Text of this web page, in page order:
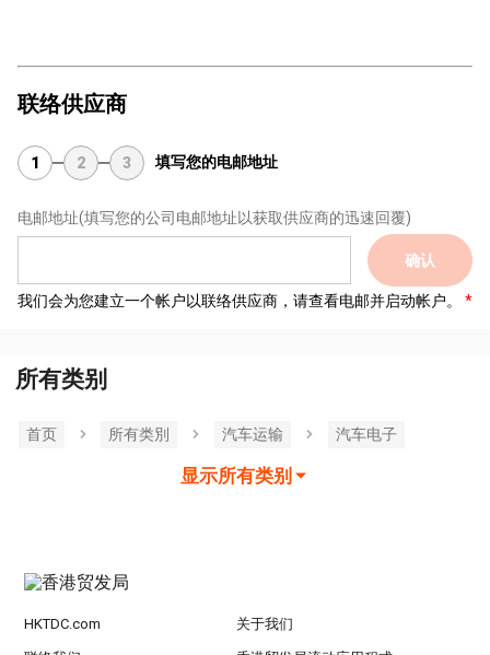
联络供应商
1 2 3 填写您的电邮地址
电邮地址(填写您的公司电邮地址以获取供应商的迅速回覆)
确认
我们会为您建立一个帐户以联络供应商，请查看电邮并启动帐户。
所有类别
首页 所有类別 汽车运输 汽车电子
显示所有类别
HKTDC.com 关于我们